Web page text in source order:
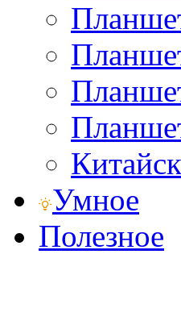
Умное
Полезное